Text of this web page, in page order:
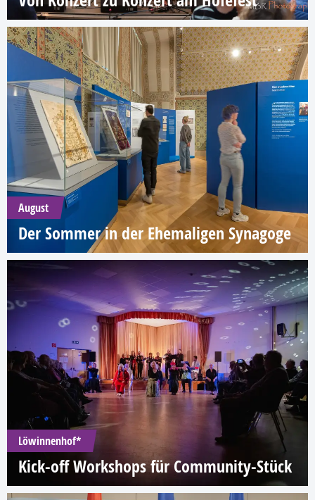
August
Der Sommer in der Ehemaligen Synagoge
Löwinnenhof*
Kick-off Workshops für Community-Stück